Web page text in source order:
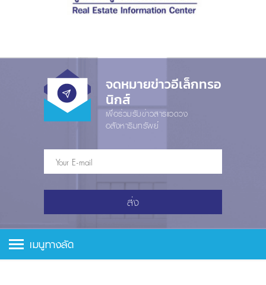
จดหมายข่าวอีเล็กทรอ
นิกส์
เพื่อร่วมรับข่าวสารแวดวง
อสังหาริมทรัพย์
ส่ง
เมนูทางลัด